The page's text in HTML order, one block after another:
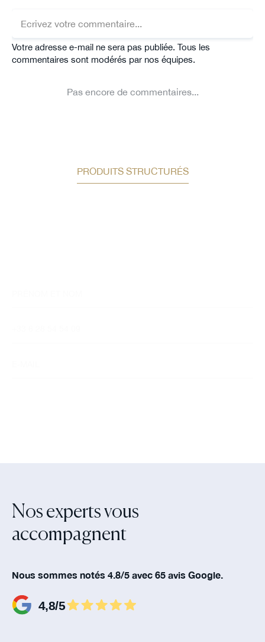
PRODUITS STRUCTURÉS
Nos experts vous
accompagnent‍
Nous sommes notés 4.8/5 avec 65 avis Google.